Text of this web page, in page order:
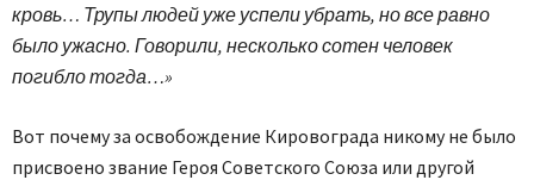
кровь… Трупы людей уже успели убрать, но все равно
было ужасно. Говорили, несколько сотен человек
погибло тогда…»
Вот почему за освобождение Кировограда никому не было
присвоено звание Героя Советского Союза или другой